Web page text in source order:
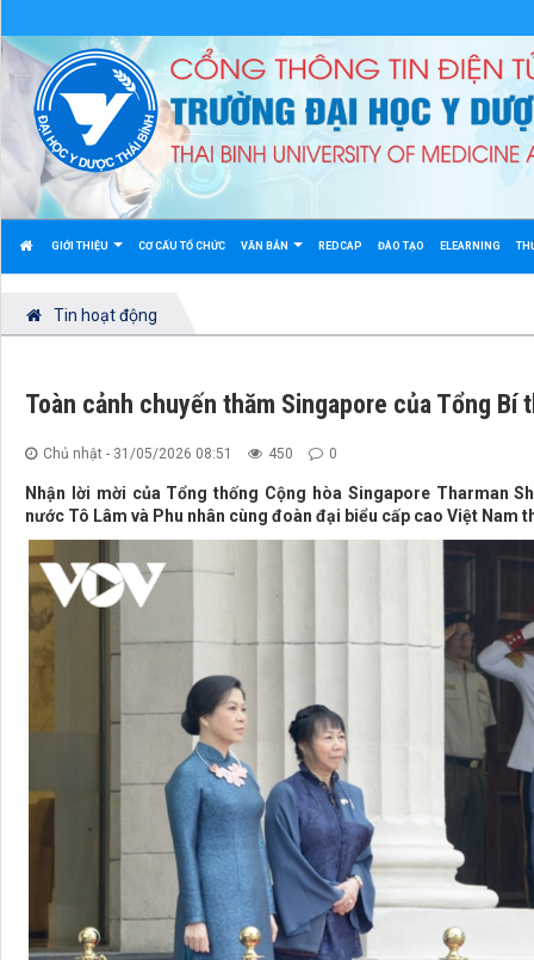
GIỚI THIỆU CƠ CẤU TỔ CHỨC VĂN BẢN REDCAP ĐÀO TẠO ELEARNING
Tin hoạt động
Toàn cảnh chuyến thăm Singapore của Tổng Bí
Chủ nhật - 31/05/2026 08:51 450 0
Nhận lời mời của Tổng thống Cộng hòa Singapore Tharman
nước Tô Lâm và Phu nhân cùng đoàn đại biểu cấp cao Việt Nam